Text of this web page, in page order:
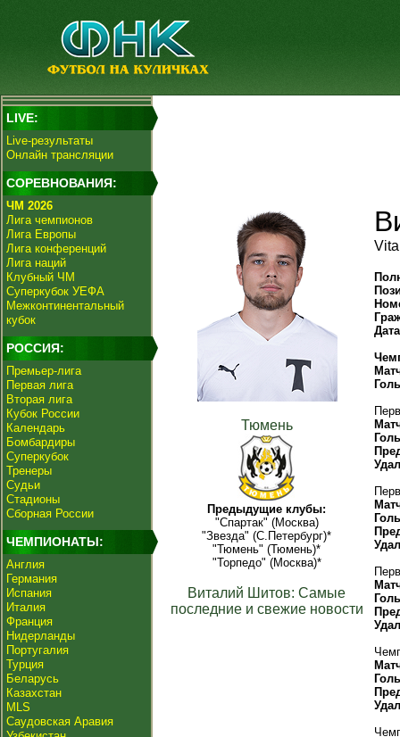
LIVE:
Live-результаты
Онлайн трансляции
СОРЕВНОВАНИЯ:
ЧМ 2026
Лига чемпионов
Лига Европы
Лига конференций
Лига наций
Клубный ЧМ
Суперкубок УЕФА
Межконтинентальный
кубок
РОССИЯ:
Премьер-лига
Первая лига
Вторая лига
Кубок России
Календарь
Бомбардиры
Суперкубок
Тренеры
Судьи
Стадионы
Сборная России
ЧЕМПИОНАТЫ:
Англия
Германия
Испания
Италия
Франция
Нидерланды
Португалия
Турция
Беларусь
Казахстан
MLS
Саудовская Аравия
Тюмень
Предыдущие клубы:
"Спартак" (Москва)
"Звезда" (С.Петербург)*
"Тюмень" (Тюмень)*
"Торпедо" (Москва)*
Виталий Шитов: Самые
последние и свежие новости